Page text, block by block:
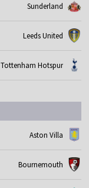
Sunderland
Leeds United
Tottenham Hotspur
Aston Villa
Bournemouth